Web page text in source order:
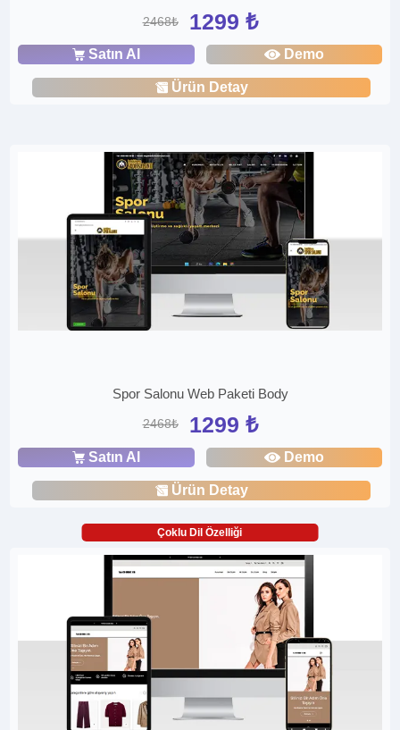
2468₺ 1299 ₺
Satın Al Demo
Ürün Detay
Spor Salonu Web Paketi Body
2468₺ 1299 ₺
Satın Al Demo
Ürün Detay
Çoklu Dil Özelliği